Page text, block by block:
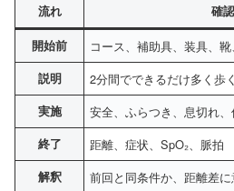
流れ 確
開始前 コース、補助具、装具、
説明 2分間でできるだけ多く歩
実施 安全、ふらつき、息切れ、
終了 距離、症状、SpO₂、脈拍
解釈 前回と同条件か、距離差